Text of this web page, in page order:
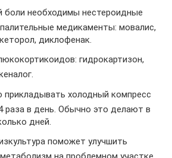
боли необходимы нестероидные
медикаменты: мовалис,
диклофенак.
гидрокартизон,
прикладывать холодный компресс
раза в день. Обычно это делают в
дней.
поможет улучшить